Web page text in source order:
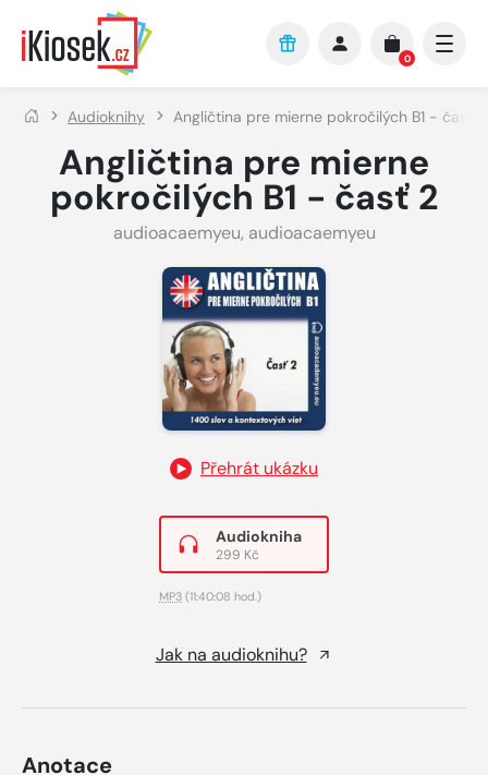
Přejít na hlavní obsah
0
Audioknihy Angličtina pre mierne pokročilých B1 - časť 2
Angličtina pre mierne
pokročilých B1 - časť 2
audioacaemyeu, audioacaemyeu
Přehrát ukázku
Audiokniha
299 Kč
MP3 (11:40:08 hod.)
Jak na audioknihu?
Anotace